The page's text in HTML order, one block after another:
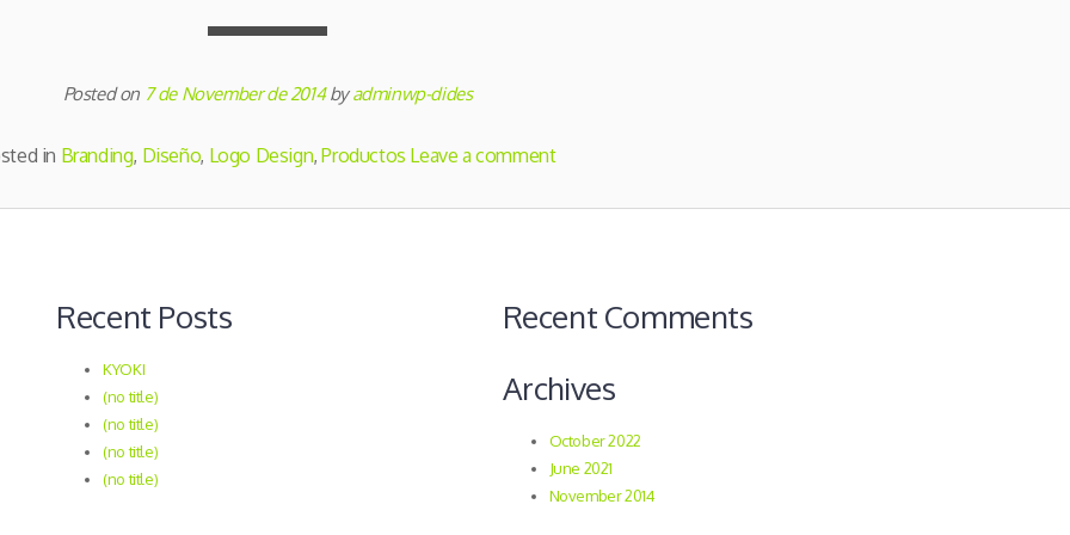
Posted on 7 de November de 2014byadminwp-dides
in Branding, Diseño, Logo Design,Productos Leave a comment
Recent Posts
KYOKI
(no title)
(no title)
(no title)
(no title)
Recent Comments
Archives
October 2022
June 2021
November 2014